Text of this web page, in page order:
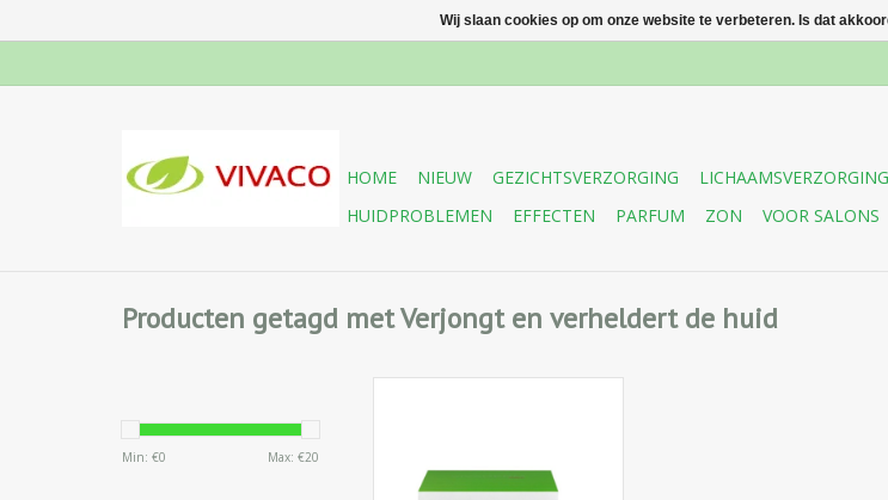
HOME NIEUW GEZICHTSVERZORGING LICHAAMSVERZORGING
HUIDPROBLEMEN
EFFECTEN PARFUM ZON VOOR SALONS
Producten getagd met Verjongt en verheldert de huid
Min: €0 Max: €20
vroegtijdige veroudering,
Wij slaan cookies op om onze website te verbeteren. Is dat